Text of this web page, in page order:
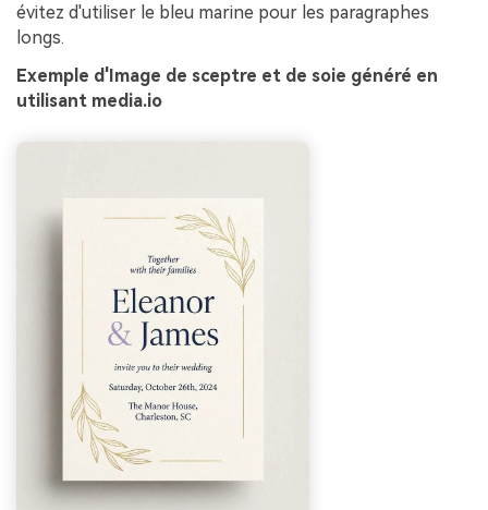
évitez d'utiliser le bleu marine pour les paragraphes
longs.
Exemple d'Image de sceptre et de soie généré en
utilisant media.io